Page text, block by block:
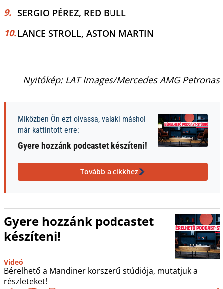
SERGIO PÉREZ, RED BULL
LANCE STROLL, ASTON MARTIN
Nyitókép: LAT Images/Mercedes AMG Petronas
Miközben Ön ezt olvassa, valaki máshol
már kattintott erre:
Gyere hozzánk podcastet készíteni!
Tovább a cikkhez
Gyere hozzánk podcastet
készíteni!
Videó
Bérelhető a Mandiner korszerű stúdiója, mutatjuk a
részleteket!